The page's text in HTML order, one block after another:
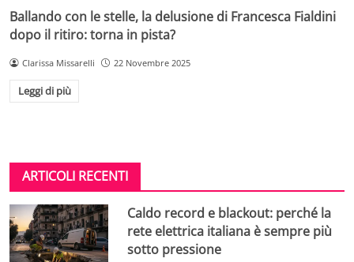
Ballando con le stelle, la delusione di Francesca Fialdini
dopo il ritiro: torna in pista?
Clarissa Missarelli 22 Novembre 2025
Leggi di più
ARTICOLI RECENTI
Caldo record e blackout: perché la
rete elettrica italiana è sempre più
sotto pressione